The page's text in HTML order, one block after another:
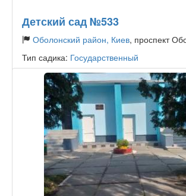
Детский сад №533
Оболонский район, Киев, проспект
Тип садика: Государственный